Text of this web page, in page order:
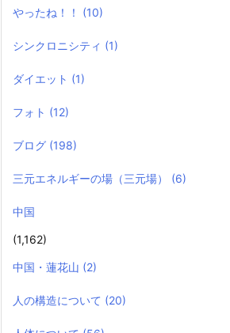
やったね！！ (10)
シンクロニシティ (1)
ダイエット (1)
フォト (12)
ブログ (198)
三元エネルギーの場（三元場） (6)
中国
(1,162)
中国・蓮花山 (2)
人の構造について (20)